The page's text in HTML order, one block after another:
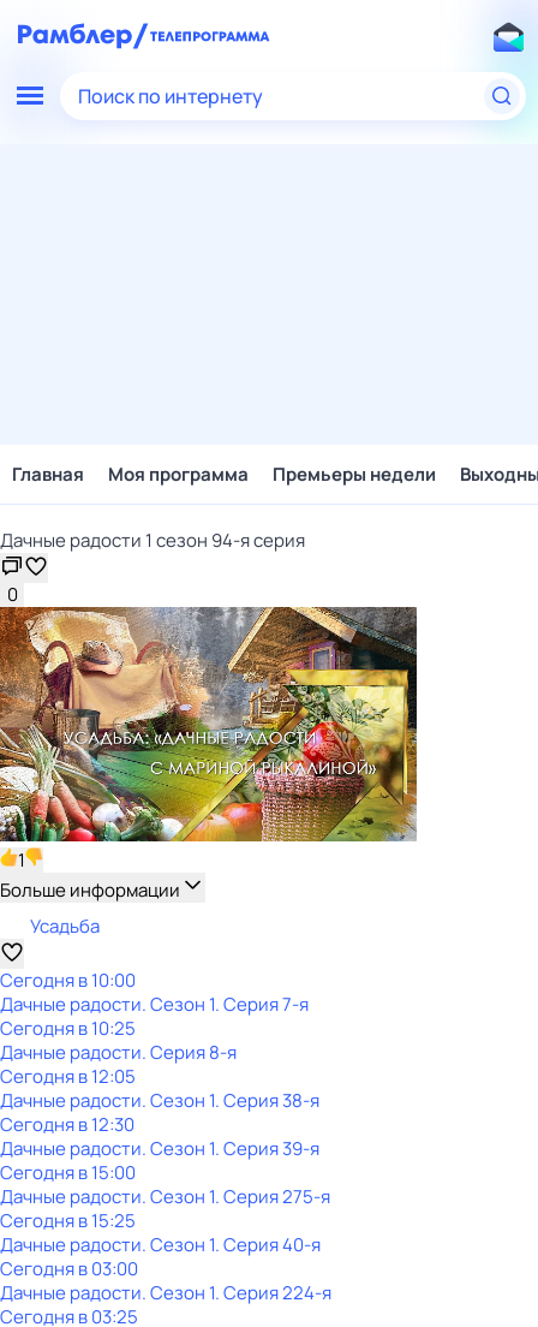
Поиск по интернету
Главная Моя программа Премьеры недели
Дачные радости 1 сезон 94-я серия
0
1
Больше информации
Усадьба
Сегодня в 10:00
Дачные радости. Сезон 1. Серия 7-я
Сегодня в 10:25
Дачные радости. Серия 8-я
Сегодня в 12:05
Дачные радости. Сезон 1. Серия 38-я
Сегодня в 12:30
Дачные радости. Сезон 1. Серия 39-я
Сегодня в 15:00
Дачные радости. Сезон 1. Серия 275-я
Сегодня в 15:25
Дачные радости. Сезон 1. Серия 40-я
Сегодня в 03:00
Дачные радости. Сезон 1. Серия 224-я
Сегодня в 03:25